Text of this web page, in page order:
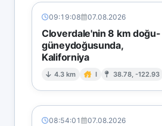
09:19:08 07.08.2026
Cloverdale'nin 8 km doğu-
güneydoğusunda,
Kaliforniya
4.3 km I 38.78, -122.93
08:54:01 07.08.2026